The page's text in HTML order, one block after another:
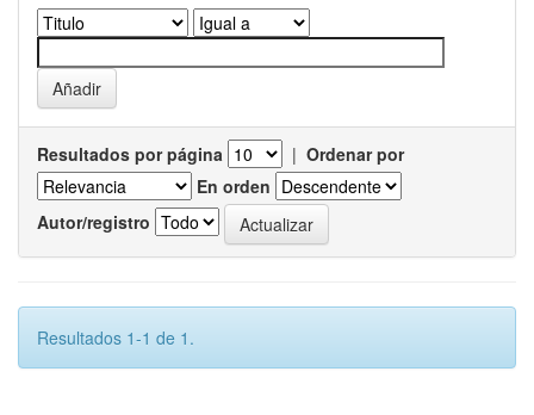
Resultados por página | Ordenar por
En orden
Autor/registro
Resultados 1-1 de 1.